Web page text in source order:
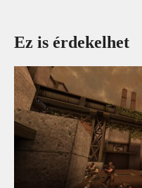
Ez is érdekelhet